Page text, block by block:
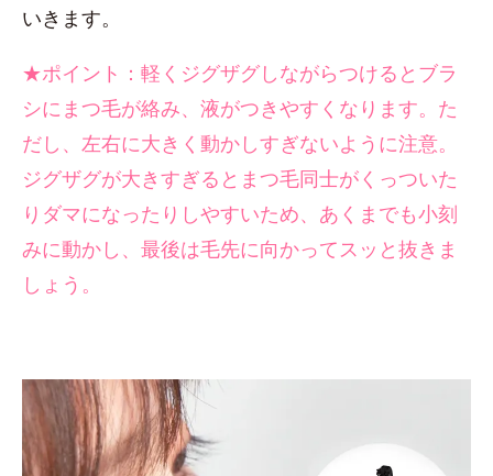
いきます。
★ポイント：軽くジグザグしながらつけるとブラ
シにまつ毛が絡み、液がつきやすくなります。た
だし、左右に大きく動かしすぎないように注意。
ジグザグが大きすぎるとまつ毛同士がくっついた
りダマになったりしやすいため、あくまでも小刻
みに動かし、最後は毛先に向かってスッと抜きま
しょう。